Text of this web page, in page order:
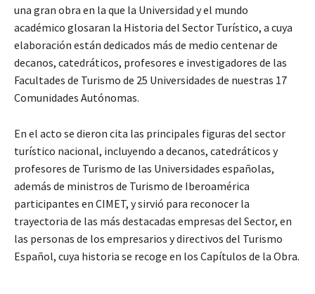
una gran obra en la que la Universidad y el mundo
académico glosaran la Historia del Sector Turístico, a cuya
elaboración están dedicados más de medio centenar de
decanos, catedráticos, profesores e investigadores de las
Facultades de Turismo de 25 Universidades de nuestras 17
Comunidades Autónomas.
En el acto se dieron cita las principales figuras del sector
turístico nacional, incluyendo a decanos, catedráticos y
profesores de Turismo de las Universidades españolas,
además de ministros de Turismo de Iberoamérica
participantes en CIMET, y sirvió para reconocer la
trayectoria de las más destacadas empresas del Sector, en
las personas de los empresarios y directivos del Turismo
Español, cuya historia se recoge en los Capítulos de la Obra.